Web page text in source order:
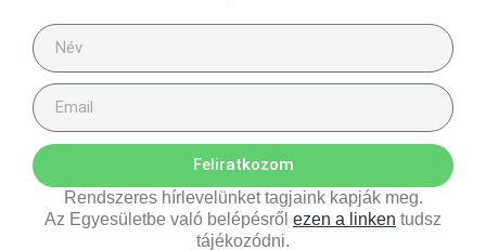
Feliratkozom
Rendszeres hírlevelünket tagjaink kapják meg.
Az Egyesületbe való belépésről ezen a linken tudsz
tájékozódni.